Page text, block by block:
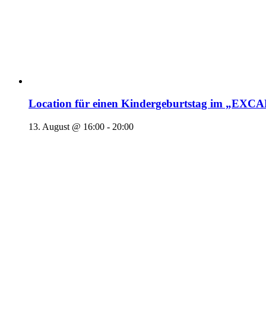
Location für einen Kindergeburtstag im
13. August @ 16:00 - 20:00